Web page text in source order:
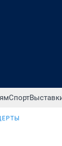
Спорт